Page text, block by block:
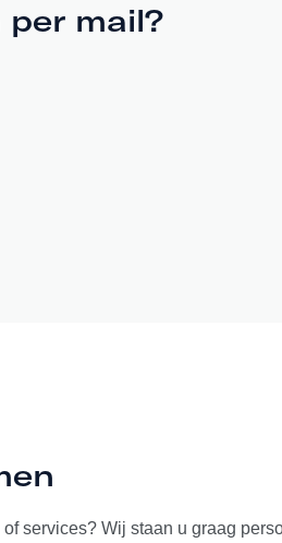
mail?
services? Wij staan u graag